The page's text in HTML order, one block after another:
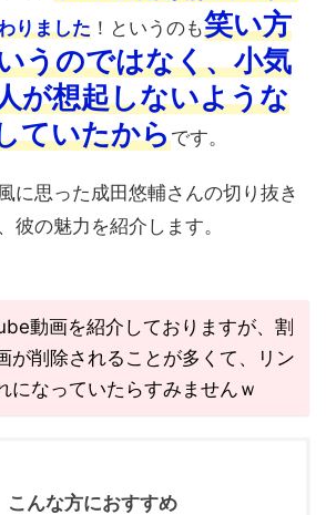
りました ！というのも笑い方
うのではなく、小気
が想起しないような
ていたからです。
に思った成田悠輔さんの切り抜き
彼の魅力を紹介します。
動画を紹介しておりますが、割
が削除されることが多くて、リン
になっていたらすみませんｗ
こんな方におすすめ